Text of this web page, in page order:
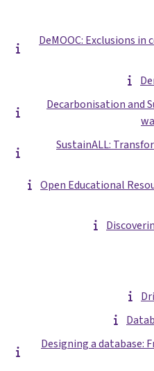
DeMOOC: Exclusions
Decarbonisation and
SustainALL:
Open Educational
Designing a database: